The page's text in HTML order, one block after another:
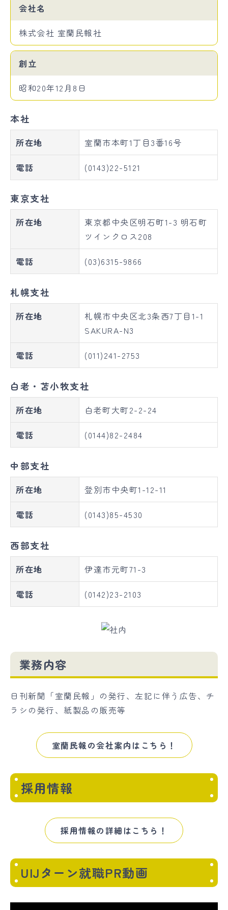
会社名
株式会社 室蘭民報社
創立
昭和20年12月8日
本社
所在地 室蘭市本町1丁目3番16号
電話 (0143)22-5121
東京支社
所在地
東京都中央区明石町1-3 明石町
ツインクロス208
電話 (03)6315-9866
札幌支社
所在地
札幌市中央区北3条西7丁目1-1
SAKURA-N3
電話 (011)241-2753
白老・苫小牧支社
所在地 白老町大町2-2-24
電話 (0144)82-2484
中部支社
所在地 登別市中央町1-12-11
電話 (0143)85-4530
西部支社
所在地 伊達市元町71-3
電話 (0142)23-2103
業務内容
日刊新聞「室蘭民報」の発行、左記に伴う広告、チ
ラシの発行、紙製品の販売等
室蘭民報の会社案内はこちら！
採用情報
採用情報の詳細はこちら！
UIJターン就職PR動画